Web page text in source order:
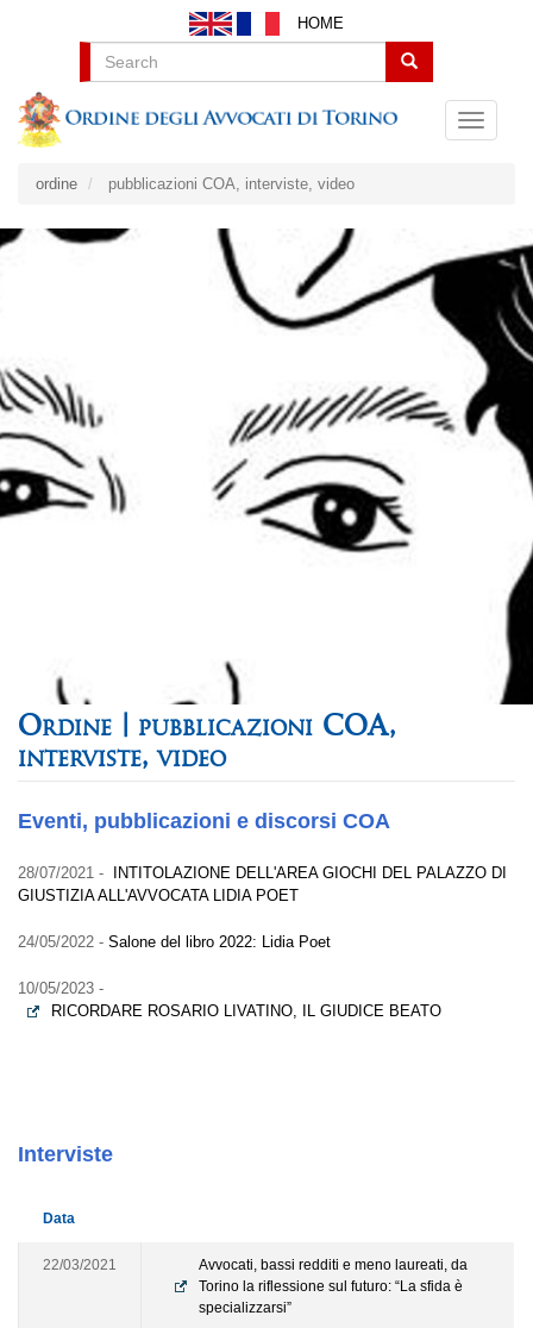
HOME
Search
ordine pubblicazioni COA, interviste, video
pubblicazioni COA,
interviste, video
Eventi, pubblicazioni e discorsi COA
28/07/2021 -
INTITOLAZIONE DELL'AREA GIOCHI DEL PALAZZO DI
GIUSTIZIA ALL'AVVOCATA LIDIA POET
24/05/2022 - Salone del libro 2022: Lidia Poet
10/05/2023 -
RICORDARE ROSARIO LIVATINO, IL GIUDICE BEATO
Interviste
Data
22/03/2021
Avvocati, bassi redditi e meno laureati, da
Torino la riflessione sul futuro: “La sfida è
specializzarsi”